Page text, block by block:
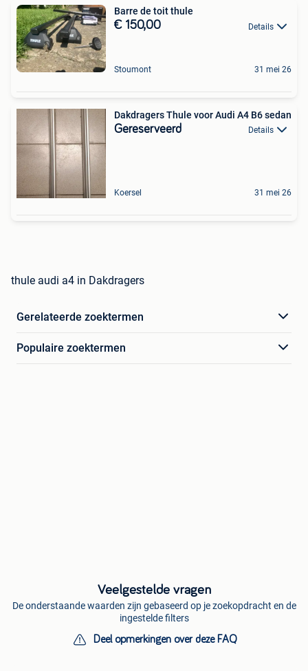
Barre de toit thule
€ 150,00 Details
Stoumont 31 mei 26
Dakdragers Thule voor Audi A4 B6 sedan
Gereserveerd Details
Koersel 31 mei 26
thule audi a4 in Dakdragers
Gerelateerde zoektermen
Populaire zoektermen
Veelgestelde vragen
De onderstaande waarden zijn gebaseerd op je zoekopdracht en de
ingestelde filters
Deel opmerkingen over deze FAQ